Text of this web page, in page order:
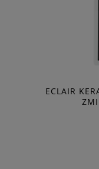
ECLAIR